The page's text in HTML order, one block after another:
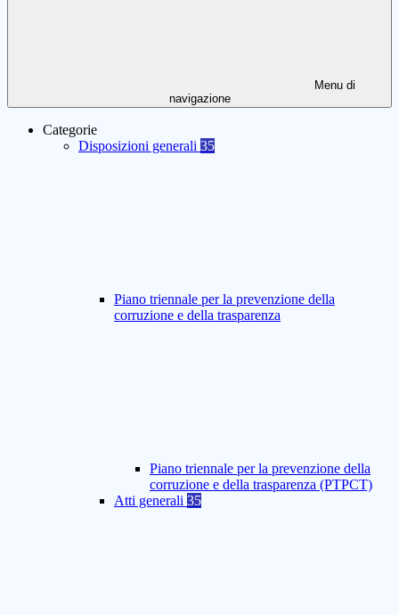
Menu di
navigazione
Categorie
Disposizioni generali 35
Piano triennale per la prevenzione della
corruzione e della trasparenza
Piano triennale per la prevenzione della
corruzione e della trasparenza (PTPCT)
Atti generali 35